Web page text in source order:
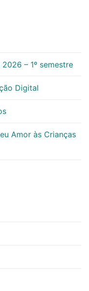
– 1º semestre
Digital
Amor às Crianças